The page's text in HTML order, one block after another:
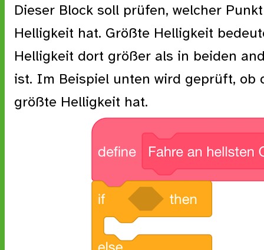
Dieser Block soll prüfen, welcher
Helligkeit hat. Größte Helligkeit
Helligkeit dort größer als in beiden
ist. Im Beispiel unten wird geprüft, ob
größte Helligkeit hat.